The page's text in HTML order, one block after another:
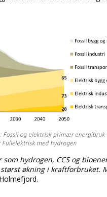
hydrogen, CCS og
økning i kraftforbruket.